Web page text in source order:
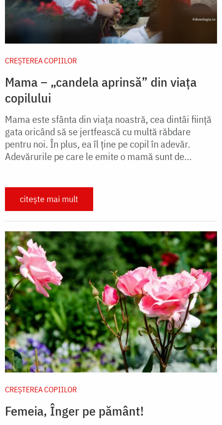
CREŞTEREA COPIILOR
Mama – „candela aprinsă” din viața
copilului
Mama este sfânta din viaţa noastră, cea dintâi fiinţă
gata oricând să se jertfească cu multă răbdare
pentru noi. În plus, ea îl ţine pe copil în adevăr.
Adevărurile pe care le emite o mamă sunt de...
citește mai mult
CREŞTEREA COPIILOR
Femeia, Înger pe pământ!